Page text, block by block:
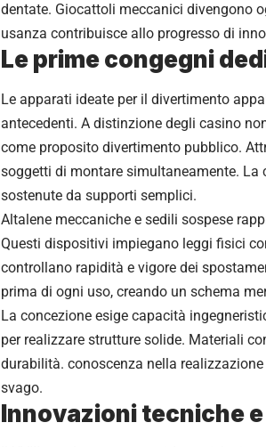
dentate. Giocattoli meccanici divengono
usanza contribuisce allo progresso di
Le prime congegni
Le apparati ideate per il divertimento
antecedenti. A distinzione degli casino
come proposito divertimento pubblico.
soggetti di montare simultaneamente.
sostenute da supporti semplici.
Altalene meccaniche e sedili sospese
Questi dispositivi impiegano leggi fisici
controllano rapidità e vigore dei
prima di ogni uso, creando un schema
La concezione esige capacità
per realizzare strutture solide. Materiali
durabilità. conoscenza nella
svago.
Innovazioni tecniche